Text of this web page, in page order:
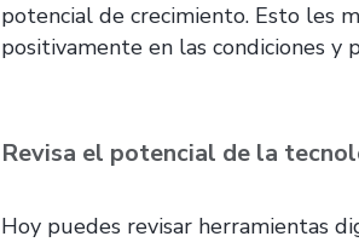
potencial de crecimiento. Esto les
positivamente en las condiciones y
Revisa el potencial de la
Hoy puedes revisar herramientas